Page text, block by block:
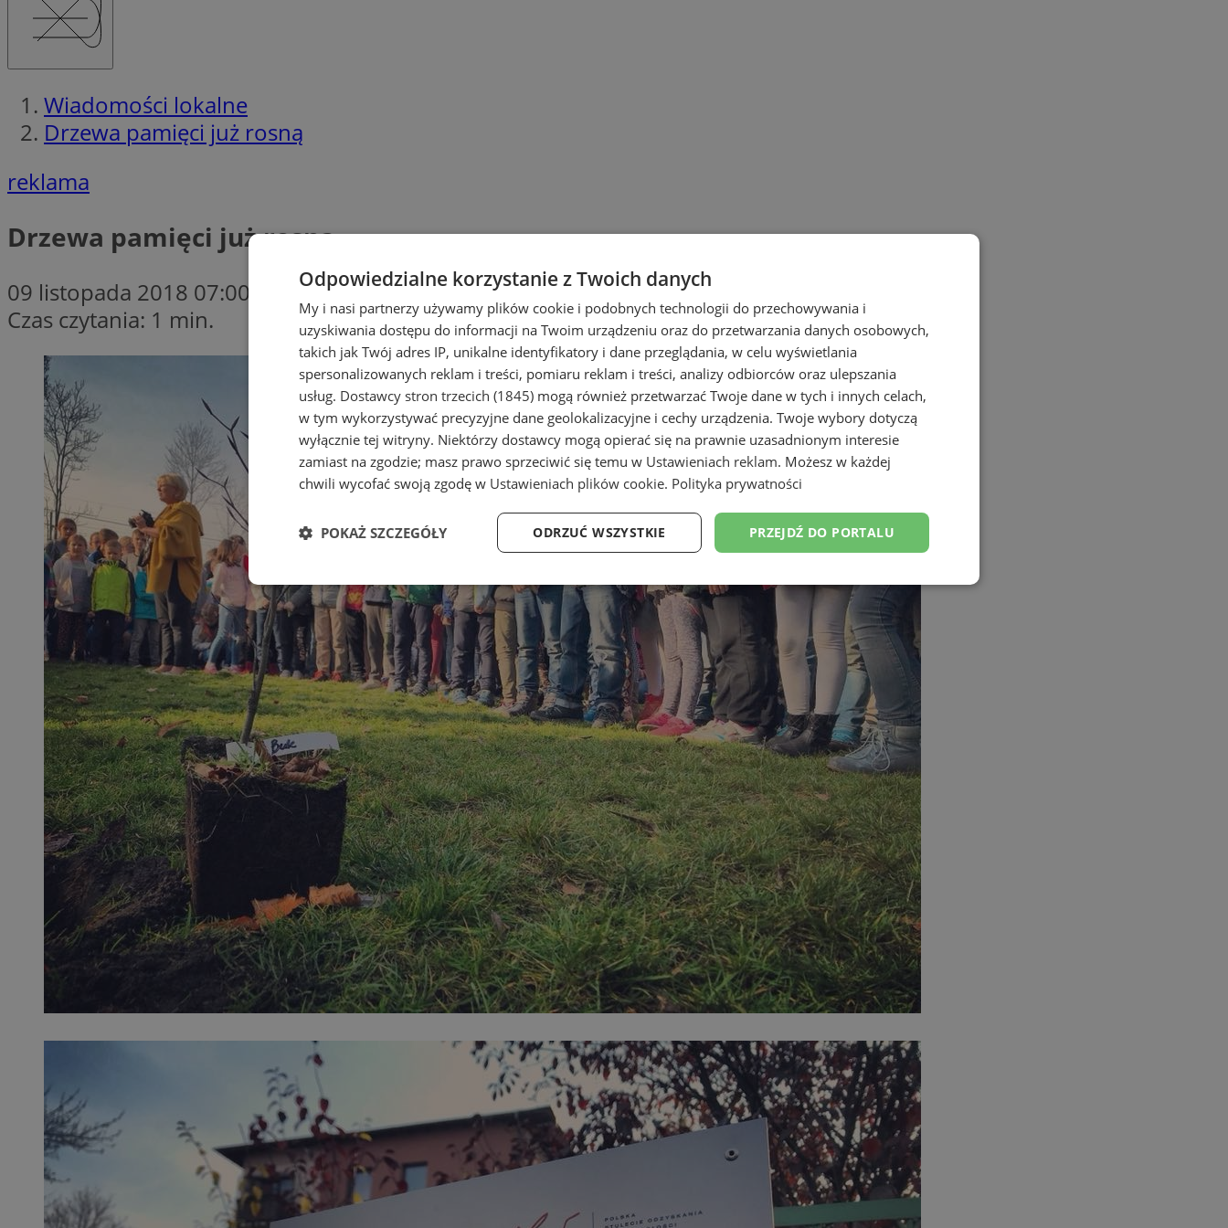
Wiadomości lokalne
Drzewa pamięci już rosną
reklama
Drzewa pamięci już rosną
09 listopada 2018 07:00
Czas czytania: 1 min.
Odpowiedzialne korzystanie z Twoich danych
My i nasi partnerzy używamy plików cookie i podobnych technologii do przechowywania i
uzyskiwania dostępu do informacji na Twoim urządzeniu oraz do przetwarzania danych osobowych,
takich jak Twój adres IP, unikalne identyfikatory i dane przeglądania, w celu wyświetlania
spersonalizowanych reklam i treści, pomiaru reklam i treści, analizy odbiorców oraz ulepszania
usług. Dostawcy stron trzecich (1845) mogą również przetwarzać Twoje dane w tych i innych celach,
w tym wykorzystywać precyzyjne dane geolokalizacyjne i cechy urządzenia. Twoje wybory dotyczą
wyłącznie tej witryny. Niektórzy dostawcy mogą opierać się na prawnie uzasadnionym interesie
zamiast na zgodzie; masz prawo sprzeciwić się temu w Ustawieniach reklam. Możesz w każdej
chwili wycofać swoją zgodę w Ustawieniach plików cookie. Polityka prywatności
PRZEJDŹ DO PORTALU
ODRZUĆ WSZYSTKIE
POKAŻ SZCZEGÓŁY
Niezbędne Wydajność Targetowanie Funkcjonalność Niesklasyfikowane
Niezbędne Wydajność Targetowanie Funkcjonalność Niesklasyfikowane
Niezbędne pliki cookie umożliwiają korzystanie z podstawowych funkcji strony internetowej, takich jak logowanie użytkownika i
zarządzanie kontem. Bez niezbędnych plików cookie nie można prawidłowo korzystać ze strony internetowej.
Nazwa Provider/Domena
Okres
przechowywania
Opis
QeSessID mojchorzow.pl 1 rok
Ten plik cookie przechowuje identyfikator sesji.
MvSessID
mojchorzow.pl 1 rok
Ten plik cookie przechowuje identyfikator sesji.
SessID
mojchorzow.pl 1 rok
Ten plik cookie przechowuje identyfikator sesji.
CookieScriptConsent
CookieScript
mojchorzow.pl
4 tygodnie 2 dni
Ten plik cookie jest używany przez usługę Cookie-
Script.com do zapamiętywania preferencji
dotyczących zgody użytkownika na pliki cookie.
Jest to konieczne, aby baner cookie Cookie-
Script.com działał poprawnie.
__cf_bm
Cloudflare Inc.
.temu.com
29 minut 53
sekundy
Ten plik cookie służy do rozróżniania ludzi i
botów. Jest to korzystne dla strony internetowej,
ponieważ umożliwia tworzenie ważnych raportów
VISITOR_PRIVACY_METADATA
YouTube
.youtube.com
5 miesięcy 4
tygodnie
Ten plik cookie przechowuje informacje o zgodzie
użytkownika oraz jego preferencjach dotyczących
prywatności podczas korzystania z witryny.
Rejestruje wybory dotyczące polityki prywatności
i ustawień zgody, zapewniając ich przestrzeganie
w kolejnych wizytach. Dzięki temu użytkownik nie
musi ponownie konfigurować swoich preferencji,
co zwiększa wygodę i zgodność z regulacjami
ochrony danych.
INGRESSCOOKIE
Rejestruje, który klaster serwerów obsługuje
gościa. Jest to używane w kontekście
równoważenia obciążenia w celu optymalizacji
doświadczenia użytkownika.
Google Privacy Policy